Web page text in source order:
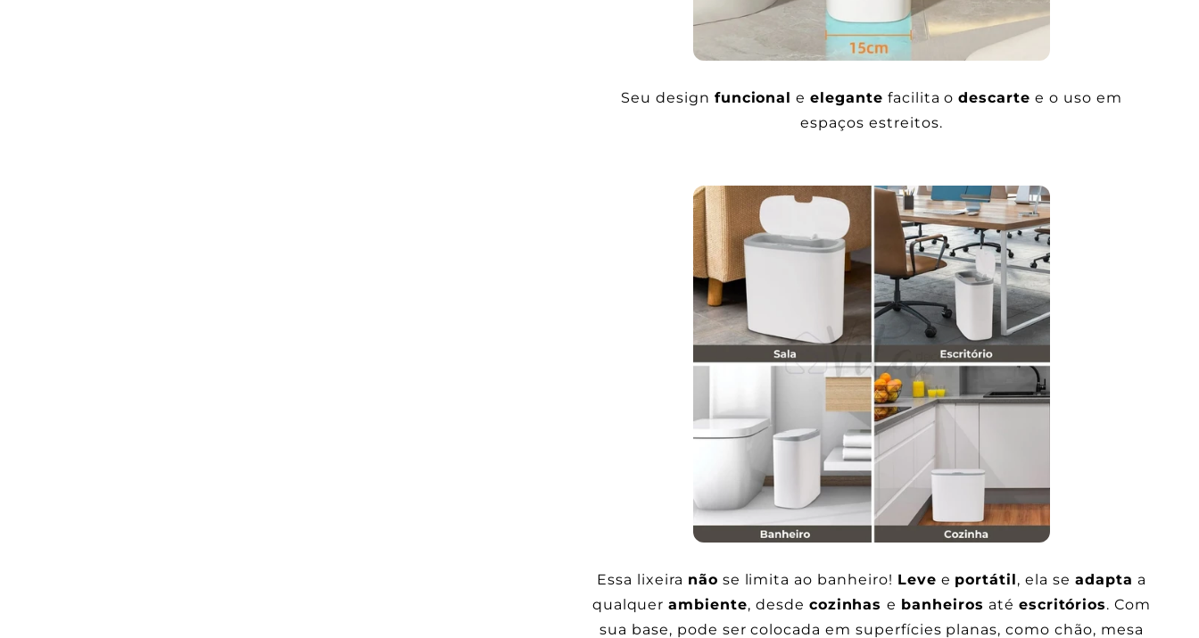
Seu design funcional eelegante facilita odescarte e o uso em
espaços estreitos.
Essa lixeira não se limita ao banheiro! Leve e portátil, ela se adapta a
qualquerambiente, desde cozinhase banheiros até escritórios. Com
sua base, pode ser colocada em superfícies planas, como chão, mesa